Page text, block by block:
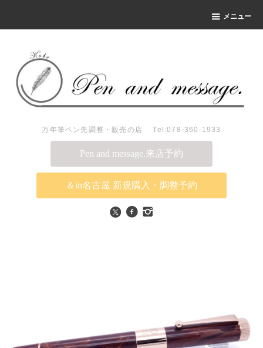
メニュー
万年筆ペン先調整・販売の店 Tel:078-360-1933
Pen and message.来店予約
＆in名古屋 新規購入・調整予約